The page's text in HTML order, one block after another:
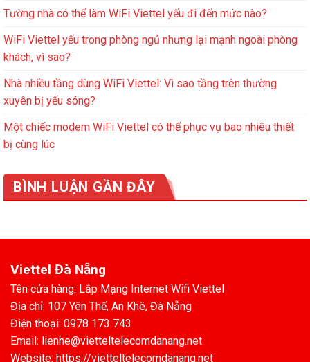
Tường nhà có thể làm WiFi Viettel yếu đi đến mức nào?
WiFi Viettel yếu trong phòng ngủ nhưng lại mạnh ngoài phòng
khách, vì sao?
Nhà nhiều tầng dùng WiFi Viettel: Vì sao tầng trên thường
xuyên bị yếu sóng?
Một chiếc modem WiFi Viettel có thể phục vụ bao nhiêu thiết
bị cùng lúc
BÌNH LUẬN GẦN ĐÂY
Viettel Đà Nẵng
Tên cửa hàng: Lắp Mạng Internet Wifi Viettel
Địa chỉ: 107 Yên Thế, An Khê, Đà Nẵng
Điện thoại: 0978 173 743
Email: lienhe@vietteltelecomdanang.net
Website: https://vietteltelecomdanang.net